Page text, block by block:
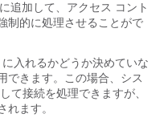
追加して、アクセス コント
制的に処理させることがで
入れるかどうか決めていな
できます。この場合、シス
て接続を処理できますが、
ます。